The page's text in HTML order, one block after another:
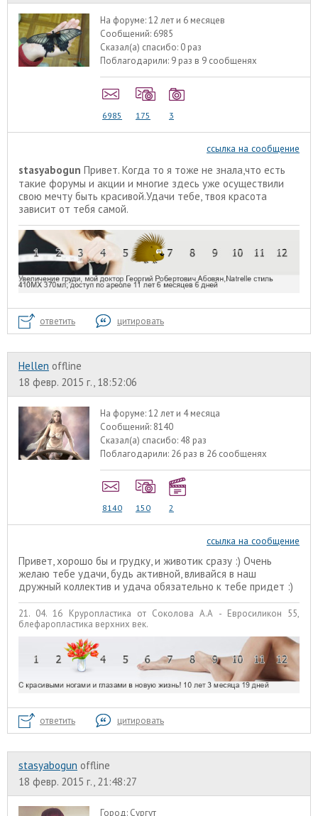
На форуме:12 лет и 6 месяцев
Сообщений: 6985
Сказал(а) спасибо: 0 раз
Поблагодарили: 9 раз в 9 сообщенях
6985 175 3
ссылка на сообщение
stasyabogun Привет. Когда то я тоже не знала,что есть
такие форумы и акции и многие здесь уже осуществили
свою мечту быть красивой.Удачи тебе, твоя красота
зависит от тебя самой.
ответить цитировать
Hellen offline
18 февр. 2015 г., 18:52:06
На форуме:12 лет и 4 месяца
Сообщений: 8140
Сказал(а) спасибо: 48 раз
Поблагодарили: 26 раз в 26 сообщенях
8140 150 2
ссылка на сообщение
Привет, хорошо бы и грудку, и животик сразу :) Очень
желаю тебе удачи, будь активной, вливайся в наш
дружный коллектив и удача обязательно к тебе придет :)
21. 04. 16 Круропластика от Соколова А.А - Евросиликон 55,
блефаропластика верхних век.
ответить цитировать
stasyabogun offline
18 февр. 2015 г., 21:48:27
Город: Сургут